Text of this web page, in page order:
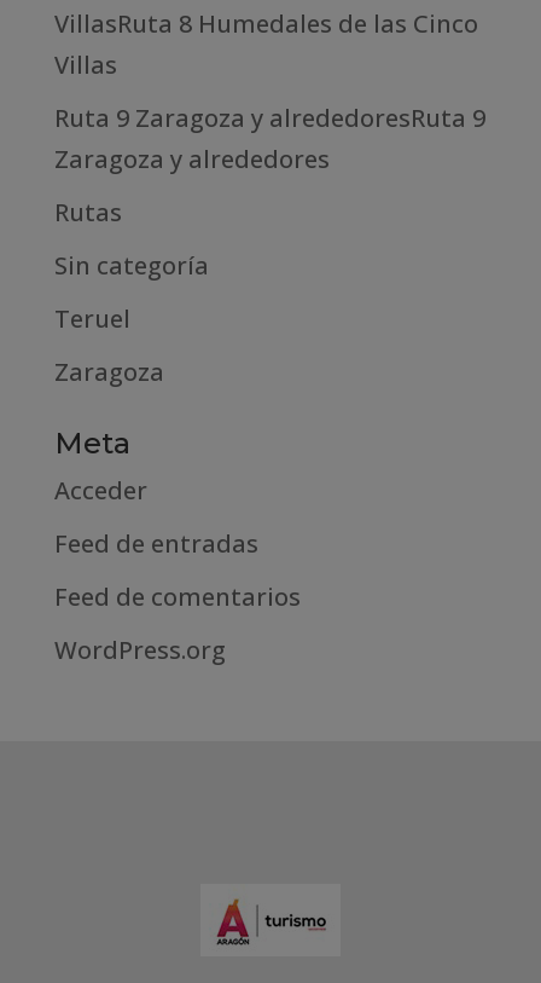
VillasRuta 8 Humedales de las Cinco
Villas
Ruta 9 Zaragoza y alrededoresRuta 9
Zaragoza y alrededores
Rutas
Sin categoría
Teruel
Zaragoza
Meta
Acceder
Feed de entradas
Feed de comentarios
WordPress.org